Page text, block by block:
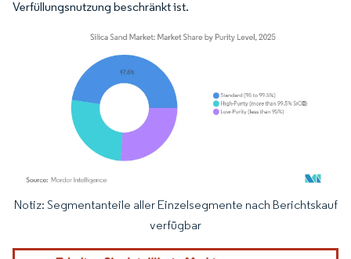
Verfüllungsnutzung beschränkt ist.
Bild © Mordor Intelligence. Wiederverwendung erfordert Namensnennung gemäß
Notiz: Segmentanteile aller Einzelsegmente nach Berichtskauf
verfügbar